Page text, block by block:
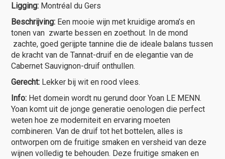
Ligging: Montréal du Gers
Beschrijving: Een mooie wijn met kruidige aroma’s en
tonen van zwarte bessen en zoethout. In de mond
zachte, goed gerijpte tannine die de ideale balans tussen
de kracht van de Tannat-druif en de elegantie van de
Cabernet Sauvignon-druif onthullen.
Gerecht: Lekker bij wit en rood vlees.
Info: Het domein wordt nu gerund door Yoan LE MENN.
Yoan komt uit de jonge generatie oenologen die perfect
weten hoe ze moderniteit en ervaring moeten
combineren. Van de druif tot het bottelen, alles is
ontworpen om de fruitige smaken en versheid van deze
wijnen volledig te behouden. Deze fruitige smaken en